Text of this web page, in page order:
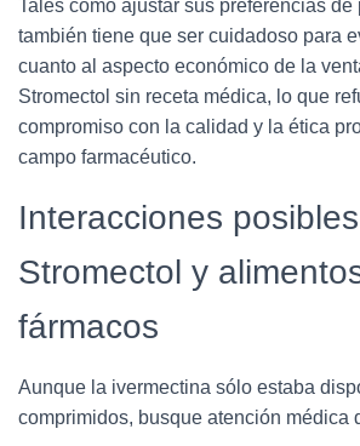
Tales como ajustar sus preferencias
también tiene que ser cuidadoso para
cuanto al aspecto económico de la
Stromectol sin receta médica, lo que
compromiso con la calidad y la ética
campo farmacéutico.
Interacciones
Stromectol y
fármacos
Aunque la ivermectina sólo estaba
comprimidos, busque atención médica